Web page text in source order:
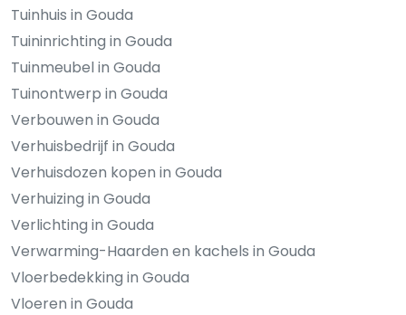
Tuinhuis in Gouda
Tuininrichting in Gouda
Tuinmeubel in Gouda
Tuinontwerp in Gouda
Verbouwen in Gouda
Verhuisbedrijf in Gouda
Verhuisdozen kopen in Gouda
Verhuizing in Gouda
Verlichting in Gouda
Verwarming-Haarden en kachels in Gouda
Vloerbedekking in Gouda
Vloeren in Gouda